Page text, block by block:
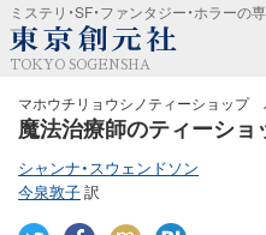
ミステリ・SF・ファンタジー・ホラーの
TOKYO SOGENSHA
マホウチリョウシノティーショップ
魔法治療師のティーシ
シャンナ・スウェンドソン
今泉敦子訳